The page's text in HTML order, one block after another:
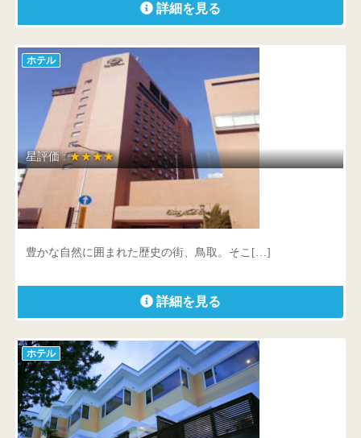
詳細を見る
ホテル
星評価 :★★★★
ホテルニューオータニ鳥取
鳥取県 鳥取市今町2-153
豊かな自然に囲まれた歴史の街、鳥取。そこ[…]
詳細を見る
ホテル